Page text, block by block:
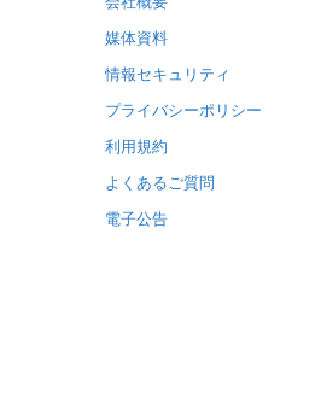
媒体資料
情報セキュリティ
プライバシーポリシー
利用規約
よくあるご質問
電子公告